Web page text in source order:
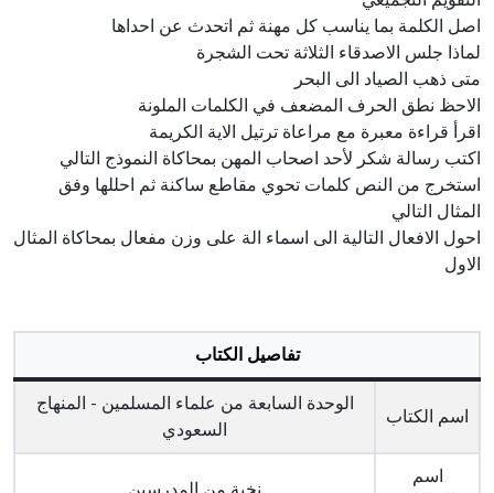
اصل الكلمة بما يناسب كل مهنة ثم اتحدث عن احداها
لماذا جلس الاصدقاء الثلاثة تحت الشجرة
متى ذهب الصياد الى البحر
الاحظ نطق الحرف المضعف في الكلمات الملونة
اقرأ قراءة معبرة مع مراعاة ترتيل الاية الكريمة
اكتب رسالة شكر لأحد اصحاب المهن بمحاكاة النموذج التالي
استخرج من النص كلمات تحوي مقاطع ساكنة ثم احللها وفق
المثال التالي
احول الافعال التالية الى اسماء الة على وزن مفعال بمحاكاة المثال
الاول
تفاصيل الكتاب
اسم الكتاب
الوحدة السابعة من علماء المسلمين - المنهاج
السعودي
اسم
نخبة من المدرسين